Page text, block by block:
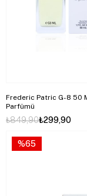
Frederic Patric G-8 50
Parfümü
₺299,90
₺849,90
%65